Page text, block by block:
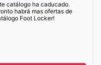
catálogo ha caducado.
habrá mas ofertas de
Foot Locker!